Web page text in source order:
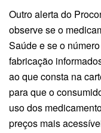
Outro alerta do
observe se o
Saúde e se o
fabricação
ao que consta na
para que o
uso dos
preços mais